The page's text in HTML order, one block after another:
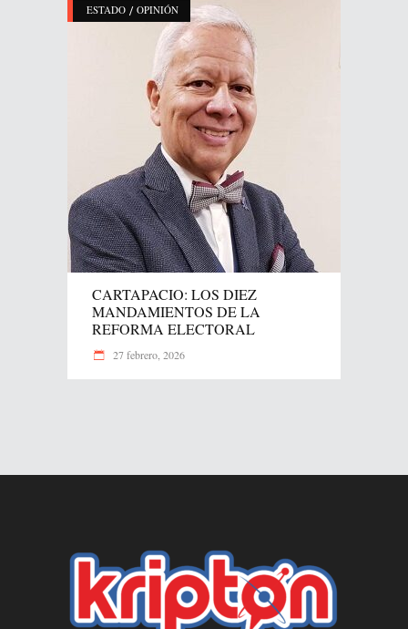
ESTADO / OPINIÓN
CARTAPACIO: LOS DIEZ
MANDAMIENTOS DE LA
REFORMA ELECTORAL
27 febrero, 2026